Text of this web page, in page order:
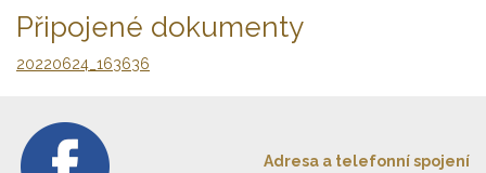
Připojené dokumenty
20220624_163636
Adresa a telefonní spojení